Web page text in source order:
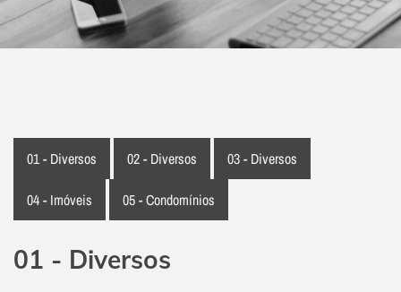
01 - Diversos 02 - Diversos 03 - Diversos
04 - Imóveis 05 - Condomínios
01 - Diversos